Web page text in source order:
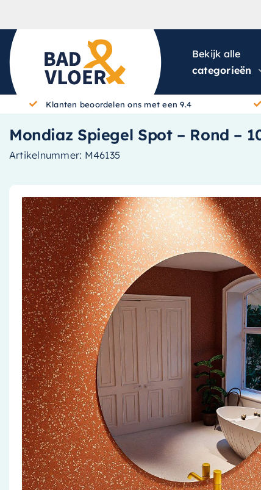
Bekijk alle
categorieën
Klanten beoordelen ons met een 9.4
Mondiaz Spiegel Spot – Rond –
Artikelnummer: M46135